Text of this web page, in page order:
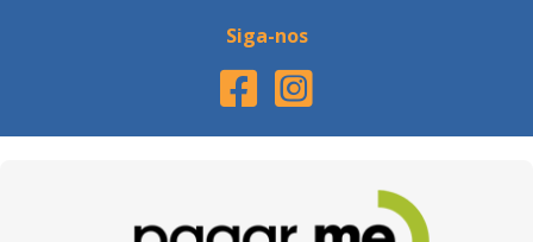
Siga-nos